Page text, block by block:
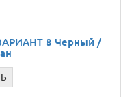
8 Черный /